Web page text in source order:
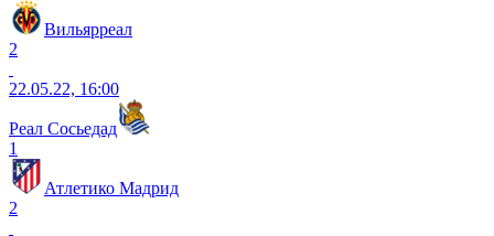
Вильярреал
2
22.05.22, 16:00
Реал Сосьедад
1
Атлетико Мадрид
2